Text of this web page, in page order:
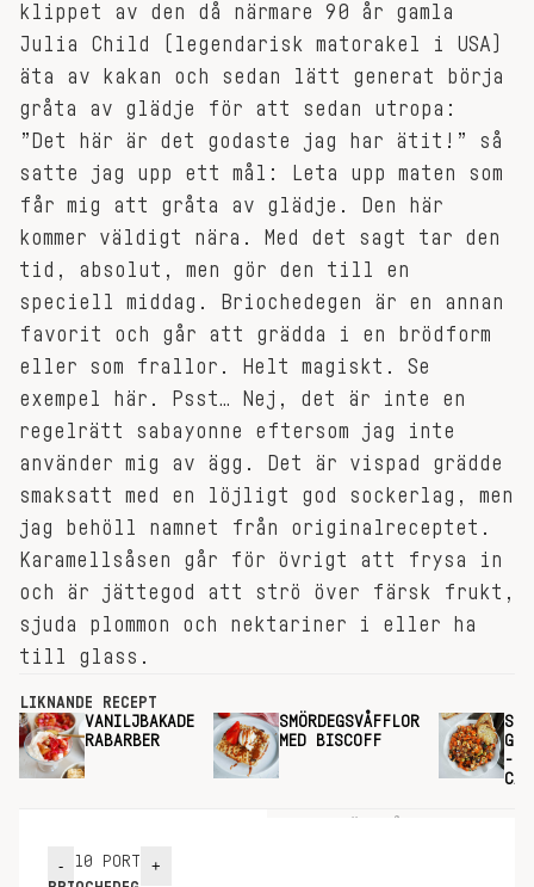
klippet av den då närmare 90 år gamla
Julia Child (legendarisk matorakel i USA)
äta av kakan och sedan lätt generat börja
gråta av glädje för att sedan utropa:
”Det här är det godaste jag har ätit!” så
satte jag upp ett mål: Leta upp maten som
får mig att gråta av glädje. Den här
kommer väldigt nära. Med det sagt tar den
tid, absolut, men gör den till en
speciell middag. Briochedegen är en annan
favorit och går att grädda i en brödform
eller som frallor. Helt magiskt. Se
exempel här. Psst… Nej, det är inte en
regelrätt sabayonne eftersom jag inte
använder mig av ägg. Det är vispad grädde
smaksatt med en löjligt god sockerlag, men
jag behöll namnet från originalreceptet.
Karamellsåsen går för övrigt att frysa in
och är jättegod att strö över färsk frukt,
sjuda plommon och nektariner i eller ha
till glass.
LIKNANDE RECEPT
VANILJBAKADE
RABARBER
SMÖRDEGSVÅFFLOR
MED BISCOFF
-
- 10 PORT +